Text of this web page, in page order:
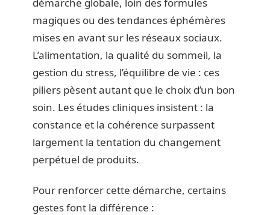
magiques ou des tendances éphémères
mises en avant sur les réseaux sociaux.
L’alimentation, la qualité du sommeil, la
gestion du stress, l’équilibre de vie : ces
piliers pèsent autant que le choix d’un bon
soin. Les études cliniques insistent : la
constance et la cohérence surpassent
largement la tentation du changement
perpétuel de produits.
Pour renforcer cette démarche, certains
gestes font la différence :